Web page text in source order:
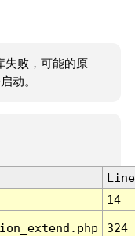
失败，可能的原
动。
Line
14
324